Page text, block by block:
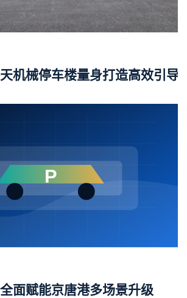
机械停车楼量身打造高效引导
面赋能京唐港多场景升级